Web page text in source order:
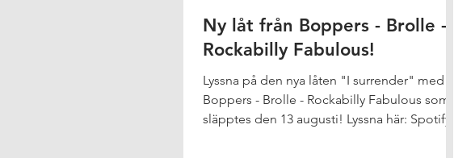
Ny låt från Boppers - Brolle -
Rockabilly Fabulous!
Lyssna på den nya låten "I surrender" med
Boppers - Brolle - Rockabilly Fabulous som
släpptes den 13 augusti! Lyssna här: Spotify...